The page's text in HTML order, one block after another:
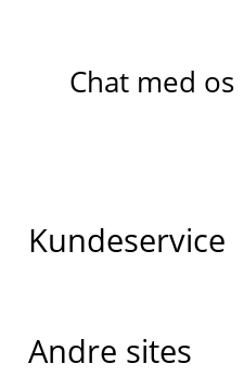
Chat med os
Kundeservice
Andre sites